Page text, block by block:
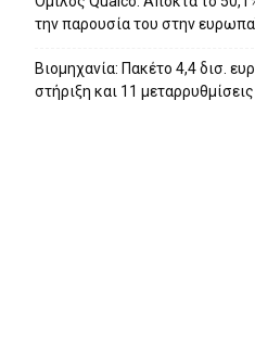
την παρουσία του στην
Βιομηχανία: Πακέτο 4,4 δισ.
στήριξη και 11 μεταρρυθμίσεις